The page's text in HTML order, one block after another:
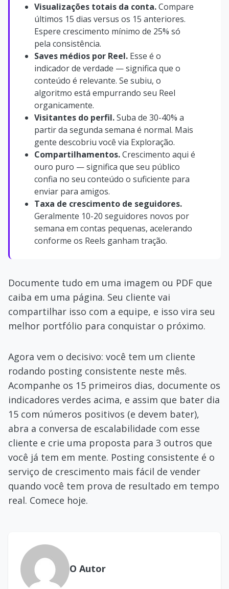
Visualizações totais da conta.Compare
últimos 15 dias versus os 15 anteriores.
Espere crescimento mínimo de 25% só
pela consistência.
Saves médios por Reel. Esse é o
indicador de verdade — significa que o
conteúdo é relevante. Se subiu, o
algoritmo está empurrando seu Reel
organicamente.
Visitantes do perfil.Suba de 30-40% a
partir da segunda semana é normal. Mais
gente descobriu você via Exploração.
Compartilhamentos.Crescimento aqui é
ouro puro — significa que seu público
confia no seu conteúdo o suficiente para
enviar para amigos.
Taxa de crescimento de seguidores.
Geralmente 10-20 seguidores novos por
semana em contas pequenas, acelerando
conforme os Reels ganham tração.
Documente tudo em uma imagem ou PDF que
caiba em uma página. Seu cliente vai
compartilhar isso com a equipe, e isso vira seu
melhor portfólio para conquistar o próximo.
Agora vem o decisivo: você tem um cliente
rodando posting consistente neste mês.
Acompanhe os 15 primeiros dias, documente os
indicadores verdes acima, e assim que bater dia
15 com números positivos (e devem bater),
abra a conversa de escalabilidade com esse
cliente e crie uma proposta para 3 outros que
você já tem em mente. Posting consistente é o
serviço de crescimento mais fácil de vender
quando você tem prova de resultado em tempo
real. Comece hoje.
O Autor